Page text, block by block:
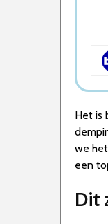
Het is
we
een
Dit